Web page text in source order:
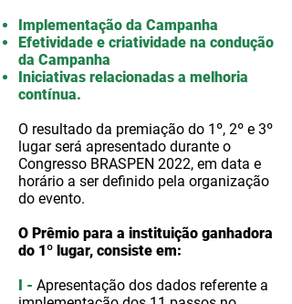
Implementação da Campanha
Efetividade e criatividade na condução
da Campanha
Iniciativas relacionadas a melhoria
contínua.
O resultado da premiação do 1º, 2º e 3º
lugar será apresentado durante o
Congresso BRASPEN 2022, em data e
horário a ser definido pela organização
do evento.
O Prêmio para a instituição ganhadora
do 1º lugar, consiste em:
I - Apresentação dos dados referente a